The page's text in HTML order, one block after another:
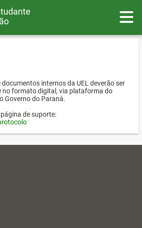
internos da UEL deverão ser
no formato digital, via plataforma do
Governo do Paraná.
de suporte: